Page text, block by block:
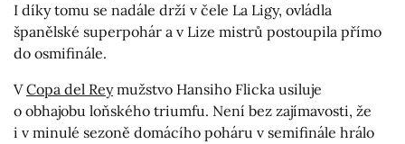
I díky tomu se nadále drží v čele La Ligy, ovládla
španělské superpohár a v Lize mistrů postoupila přímo
do osmifinále.
VCopa del Reymužstvo Hansiho Flicka usiluje
o obhajobu loňského triumfu. Není bez zajímavosti, že
i v minulé sezoně domácího poháru v semifinále hrálo